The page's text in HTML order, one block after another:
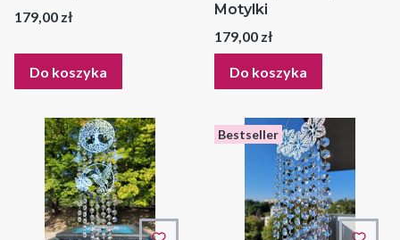
Cena
179,00 zł
Do koszyka
Motylki
Cena
179,00 zł
Do koszyka
Bestseller